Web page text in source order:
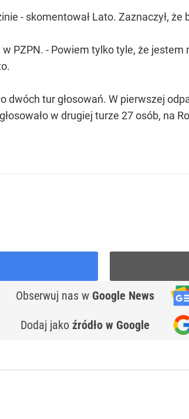
- skomentował Lato. Zaznaczył,
PZPN. - Powiem tylko tyle, że jestem
dwóch tur głosowań. W pierwszej
w drugiej turze 27 osób, na
Obserwuj nas w Google News
Dodaj jako źródło w Google